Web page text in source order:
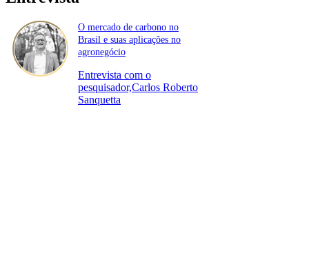
O mercado de carbono no
Brasil e suas aplicações no
agronegócio
Entrevista com o
pesquisador,Carlos Roberto
Sanquetta